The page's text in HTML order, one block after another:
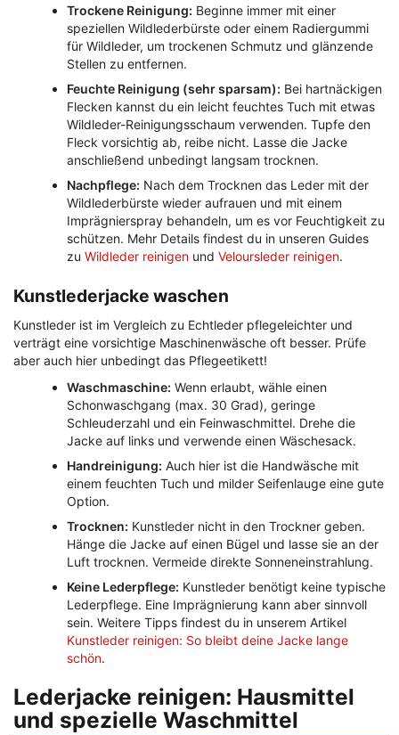
Trockene Reinigung: Beginne immer mit einer
speziellen Wildlederbürste oder einem Radiergummi
für Wildleder, um trockenen Schmutz und glänzende
Stellen zu entfernen.
Feuchte Reinigung (sehr sparsam): Bei hartnäckigen
Flecken kannst du ein leicht feuchtes Tuch mit etwas
Wildleder-Reinigungsschaum verwenden. Tupfe den
Fleck vorsichtig ab, reibe nicht. Lasse die Jacke
anschließend unbedingt langsam trocknen.
Nachpflege: Nach dem Trocknen das Leder mit der
Wildlederbürste wieder aufrauen und mit einem
Imprägnierspray behandeln, um es vor Feuchtigkeit zu
schützen. Mehr Details findest du in unseren Guides
zu Wildleder reinigen und Veloursleder reinigen.
Kunstlederjacke waschen
Kunstleder ist im Vergleich zu Echtleder pflegeleichter und
verträgt eine vorsichtige Maschinenwäsche oft besser. Prüfe
aber auch hier unbedingt das Pflegeetikett!
Waschmaschine: Wenn erlaubt, wähle einen
Schonwaschgang (max. 30 Grad), geringe
Schleuderzahl und ein Feinwaschmittel. Drehe die
Jacke auf links und verwende einen Wäschesack.
Handreinigung: Auch hier ist die Handwäsche mit
einem feuchten Tuch und milder Seifenlauge eine gute
Option.
Trocknen: Kunstleder nicht in den Trockner geben.
Hänge die Jacke auf einen Bügel und lasse sie an der
Luft trocknen. Vermeide direkte Sonneneinstrahlung.
Keine Lederpflege: Kunstleder benötigt keine typische
Lederpflege. Eine Imprägnierung kann aber sinnvoll
sein. Weitere Tipps findest du in unserem Artikel
Kunstleder reinigen: So bleibt deine Jacke lange
schön.
Lederjacke reinigen: Hausmittel
und spezielle Waschmittel